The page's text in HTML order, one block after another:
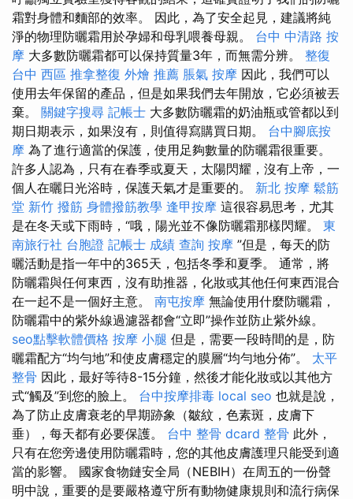
霜對身體和麵部的效率。 因此，為了安全起見，建議將純
淨的物理防曬霜用於孕婦和母乳喂養母親。 台中 中清路 按
摩 大多數防曬霜都可以保持質量3年，而無需分辨。 整復
台中 西區 推拿整復 外燴 推薦 脹氣 按摩 因此，我們可以
使用去年保留的產品，但是如果我們去年開放，它必須被丟
棄。 關鍵字搜尋 記帳士 大多數防曬霜的奶油瓶或管都以到
期日期表示，如果沒有，則值得寫購買日期。 台中腳底按
摩 為了進行適當的保護，使用足夠數量的防曬霜很重要。
許多人認為，只有在春季或夏天，太陽閃耀，沒有上帝，一
個人在曬日光浴時，保護天氣才是重要的。 新北 按摩 鬆筋
堂 新竹 撥筋 身體撥筋教學 逢甲按摩 這很容易思考，尤其
是在冬天或下雨時，“哦，陽光並不像防曬霜那樣閃耀。 東
南旅行社 台胞證 記帳士 成績 查詢 按摩 ”但是，每天的防
曬活動是指一年中的365天，包括冬季和夏季。 通常，將
防曬霜與任何東西，沒有助推器，化妝或其他任何東西混合
在一起不是一個好主意。 南屯按摩 無論使用什麼防曬霜，
防曬霜中的紫外線過濾器都會“立即”操作並防止紫外線。
seo點擊軟體價格 按摩 小腿 但是，需要一段時間的是，防
曬霜配方“均勻地”和使皮膚穩定的膜層“均勻地分佈”。 太平
整骨 因此，最好等待8-15分鐘，然後才能化妝或以其他方
式“觸及”到您的臉上。 台中按摩排毒 local seo 也就是說，
為了防止皮膚衰老的早期跡象（皺紋，色素斑，皮膚下
垂），每天都有必要保護。 台中 整骨 dcard 整骨 此外，
只有在您旁邊使用防曬霜時，您的其他皮膚護理只能受到適
當的影響。 國家食物鏈安全局（NEBIH）在周五的一份聲
明中說，重要的是要嚴格遵守所有動物健康規則和流行病保